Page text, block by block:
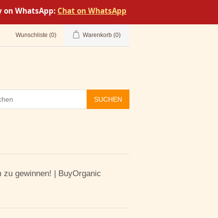
WhatsApp: Chat on WhatsApp
Wunschliste (0) Warenkorb (0)
SUCHEN
zu gewinnen! | BuyOrganic